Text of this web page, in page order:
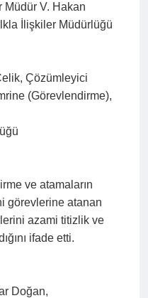
Müdür V. Hakan
İlişkiler Müdürlüğü
Çözümleyici
(Görevlendirme),
ve atamaların
görevlerine atanan
azami titizlik ve
ifade etti.
Doğan,